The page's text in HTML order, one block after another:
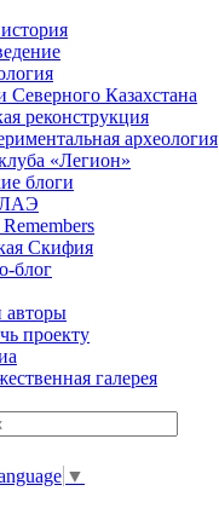
Северного Казахстана
реконструкция
археология
«Легион»
блоги
ЛАЭ
Скифия
блог
проекту
галерея
▼